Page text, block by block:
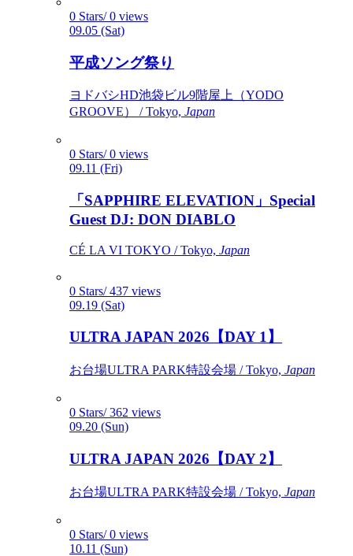
0 Stars/ 0 views
09.05 (Sat)
平成ソング祭り
ヨドバシHD池袋ビル9階屋上（YODO
GROOVE） / Tokyo, Japan
0 Stars/ 0 views
09.11 (Fri)
「SAPPHIRE ELEVATION」Special
Guest DJ: DON DIABLO
CÉ LA VI TOKYO / Tokyo, Japan
0 Stars/ 437 views
09.19 (Sat)
ULTRA JAPAN 2026【DAY 1】
お台場ULTRA PARK特設会場 / Tokyo, Japan
0 Stars/ 362 views
09.20 (Sun)
ULTRA JAPAN 2026【DAY 2】
お台場ULTRA PARK特設会場 / Tokyo, Japan
0 Stars/ 0 views
10.11 (Sun)